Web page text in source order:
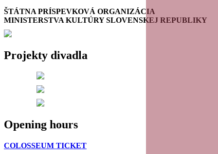
ŠTÁTNA PRÍSPEVKOVÁ ORGANIZÁCIA
MINISTERSTVA KULTÚRY SLOVENSKEJ REPUBLIKY
Projekty divadla
Opening hours
COLOSSEUM TICKET